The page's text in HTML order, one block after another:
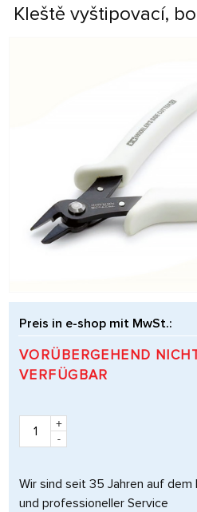
Kleště vyštipovací,
Preis in e-shop mit MwSt.:
VORÜBERGEHEND
VERFÜGBAR
+
-
Wir sind seit 35 Jahren auf dem
und professioneller Service